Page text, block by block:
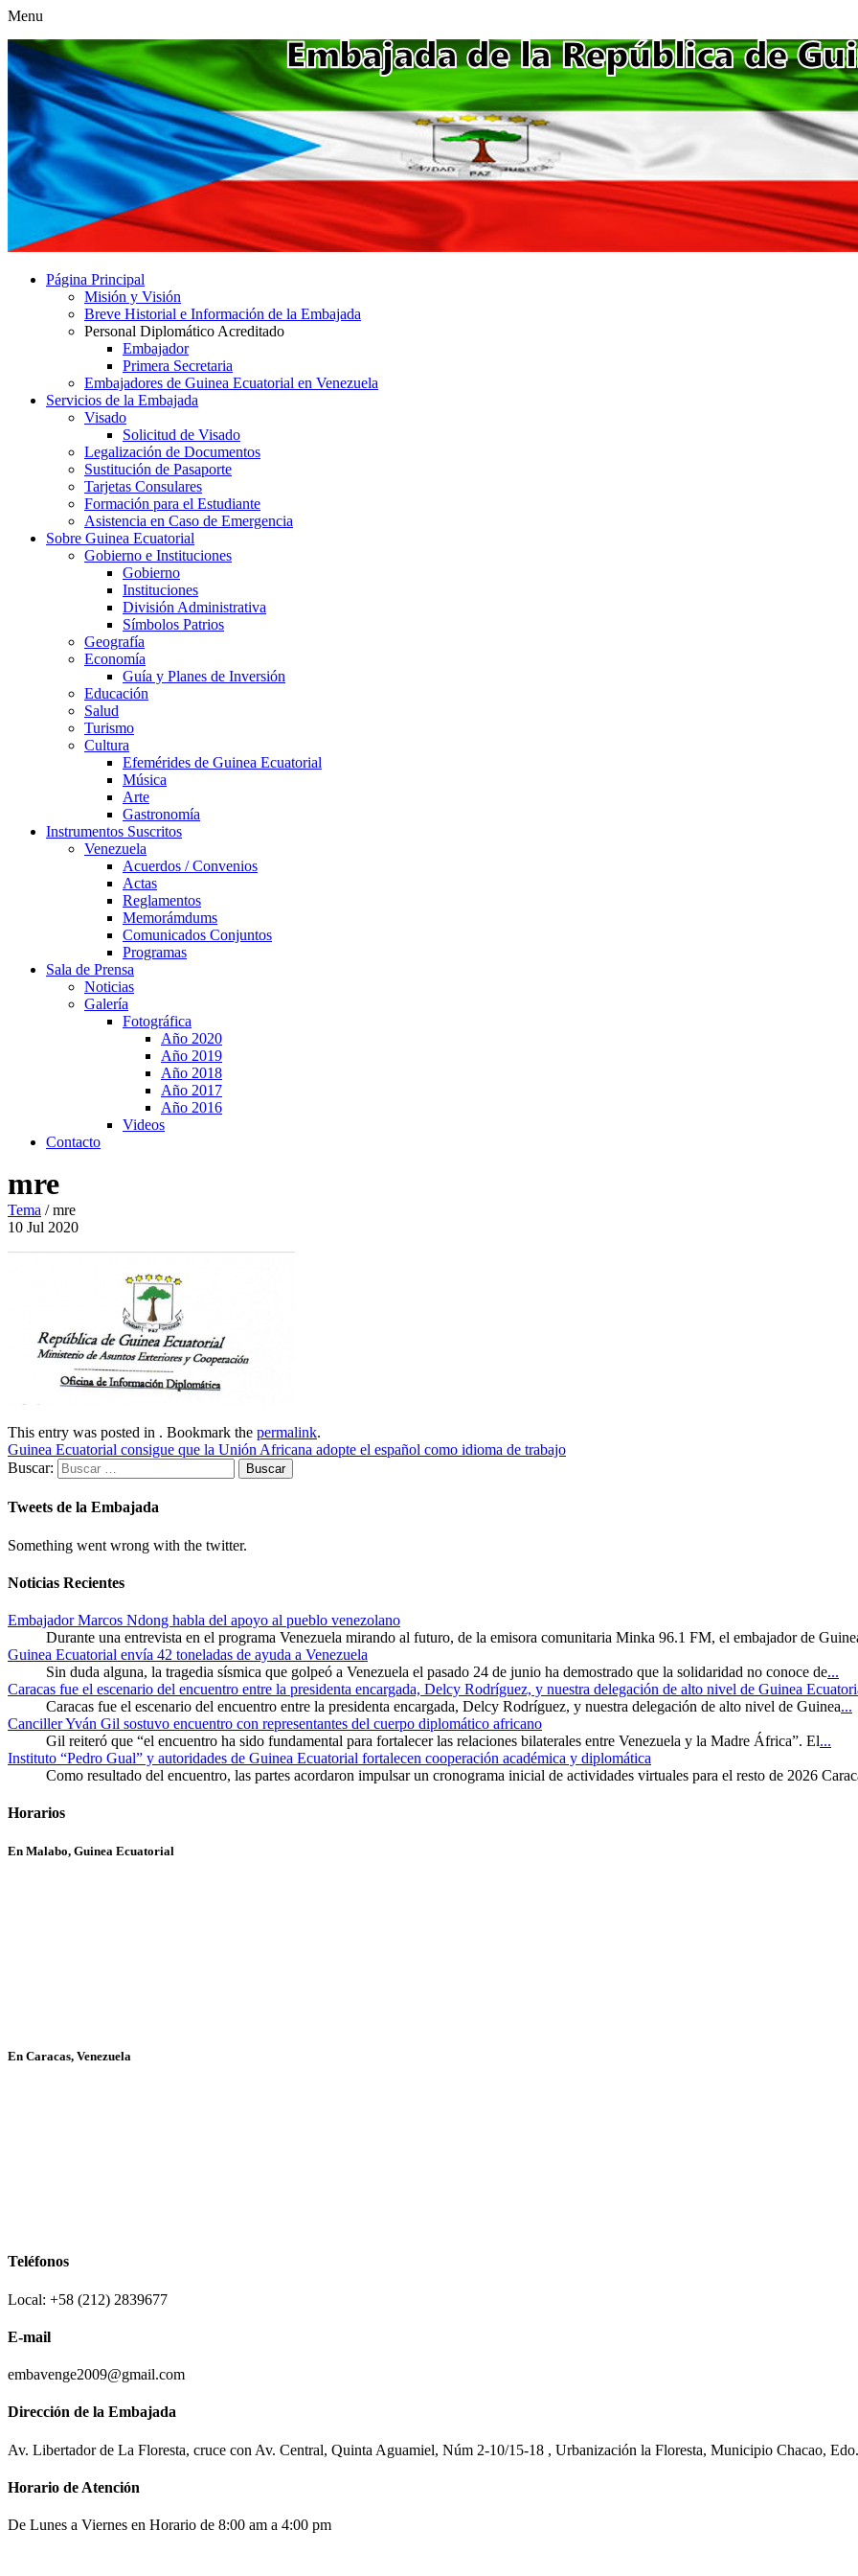
Menu
Página Principal
Misión y Visión
Breve Historial e Información de la Embajada
Personal Diplomático Acreditado
Embajador
Primera Secretaria
Embajadores de Guinea Ecuatorial en Venezuela
Servicios de la Embajada
Visado
Solicitud de Visado
Legalización de Documentos
Sustitución de Pasaporte
Tarjetas Consulares
Formación para el Estudiante
Asistencia en Caso de Emergencia
Sobre Guinea Ecuatorial
Gobierno e Instituciones
Gobierno
Instituciones
División Administrativa
Símbolos Patrios
Geografía
Economía
Guía y Planes de Inversión
Educación
Salud
Turismo
Cultura
Efemérides de Guinea Ecuatorial
Música
Arte
Gastronomía
Instrumentos Suscritos
Venezuela
Acuerdos / Convenios
Actas
Reglamentos
Memorámdums
Comunicados Conjuntos
Programas
Sala de Prensa
Noticias
Galería
Fotográfica
Año 2020
Año 2019
Año 2018
Año 2017
Año 2016
Videos
Contacto
mre
Tema /mre
10 Jul 2020
This entry was posted in . Bookmark the permalink.
Guinea Ecuatorial consigue que la Unión Africana adopte el español como idioma de trabajo
Buscar:
Tweets de la Embajada
Something went wrong with the twitter.
Noticias Recientes
Embajador Marcos Ndong habla del apoyo al pueblo venezolano
Durante una entrevista en el programa Venezuela mirando al futuro, de la emisora comunitaria Minka 96.1 FM, el embajador de
Guinea Ecuatorial envía 42 toneladas de ayuda a Venezuela
Sin duda alguna, la tragedia sísmica que golpeó a Venezuela el pasado 24 de junio ha demostrado que la solidaridad no conoce de...
Caracas fue el escenario del encuentro entre la presidenta encargada, Delcy Rodríguez, y nuestra delegación de alto nivel de Guinea
Caracas fue el escenario del encuentro entre la presidenta encargada, Delcy Rodríguez, y nuestra delegación de alto nivel de Guinea...
Canciller Yván Gil sostuvo encuentro con representantes del cuerpo diplomático africano
Gil reiteró que “el encuentro ha sido fundamental para fortalecer las relaciones bilaterales entre Venezuela y la Madre África”. El...
Instituto “Pedro Gual” y autoridades de Guinea Ecuatorial fortalecen cooperación académica y diplomática
Como resultado del encuentro, las partes acordaron impulsar un cronograma inicial de actividades virtuales para el resto de 2026
Horarios
En Malabo, Guinea Ecuatorial
En Caracas, Venezuela
Teléfonos
Local: +58 (212) 2839677
E-mail
embavenge2009@gmail.com
Dirección de la Embajada
Av. Libertador de La Floresta, cruce con Av. Central, Quinta Aguamiel, Núm 2-10/15-18 , Urbanización la Floresta, Municipio Chacao,
Horario de Atención
De Lunes a Viernes en Horario de 8:00 am a 4:00 pm